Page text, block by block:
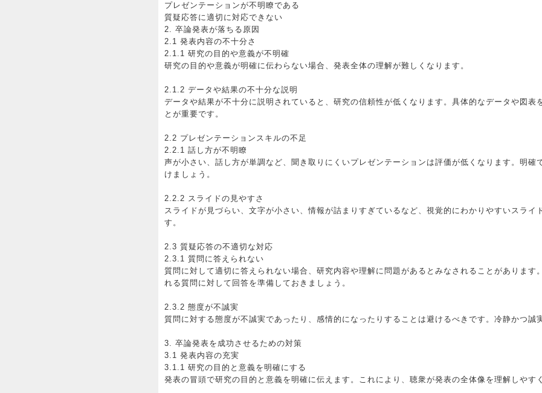
プレゼンテーションが不明瞭である
質疑応答に適切に対応できない
2. 卒論発表が落ちる原因
2.1 発表内容の不十分さ
2.1.1 研究の目的や意義が不明確
研究の目的や意義が明確に伝わらない場合、発表全体の理解が難しくなります。
2.1.2 データや結果の不十分な説明
データや結果が不十分に説明されていると、研究の信頼性が低くなります。具体的なデータや図表
とが重要です。
2.2 プレゼンテーションスキルの不足
2.2.1 話し方が不明瞭
声が小さい、話し方が単調など、聞き取りにくいプレゼンテーションは評価が低くなります。明確
けましょう。
2.2.2 スライドの見やすさ
スライドが見づらい、文字が小さい、情報が詰まりすぎているなど、視覚的にわかりやすいスライ
す。
2.3 質疑応答の不適切な対応
2.3.1 質問に答えられない
質問に対して適切に答えられない場合、研究内容や理解に問題があるとみなされることがあります
れる質問に対して回答を準備しておきましょう。
2.3.2 態度が不誠実
質問に対する態度が不誠実であったり、感情的になったりすることは避けるべきです。冷静かつ誠
3. 卒論発表を成功させるための対策
3.1 発表内容の充実
3.1.1 研究の目的と意義を明確にする
発表の冒頭で研究の目的と意義を明確に伝えます。これにより、聴衆が発表の全体像を理解しやす